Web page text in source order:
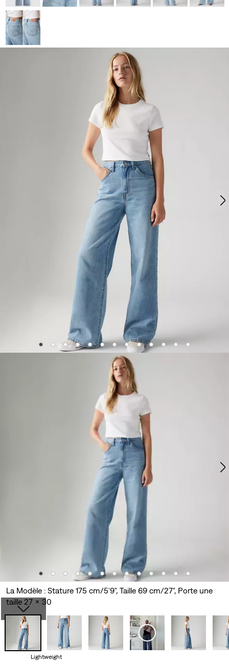
La Modèle : Stature 175 cm/5'9", Taille 69 cm/27", Porte une
taille 27 x 30
Lightweight